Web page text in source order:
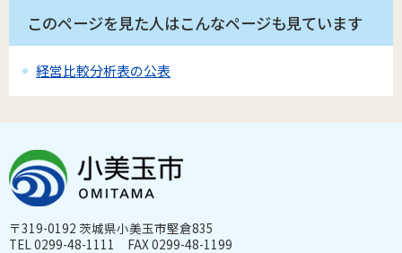
このページを見た人はこんなページも見ています
経営比較分析表の公表
〒319-0192 茨城県小美玉市堅倉835
TEL 0299-48-1111 FAX 0299-48-1199